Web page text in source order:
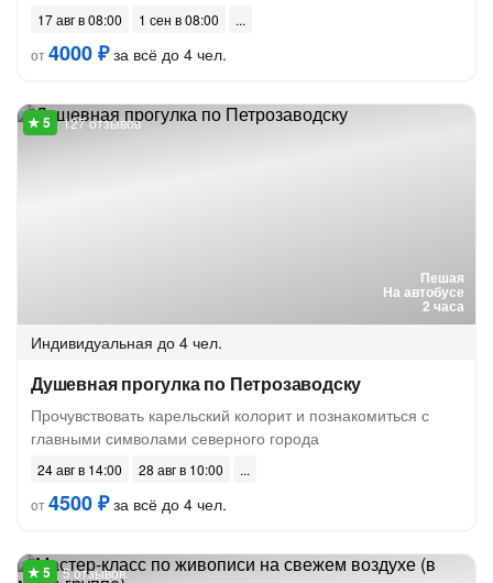
17 авг в 08:00
1 сен в 08:00
от4000 ₽за всё до 4 чел.
Пешая
На автобусе
2 часа
127 отзывов
Индивидуальная до 4 чел.
Душевная прогулка по Петрозаводску
Прочувствовать карельский колорит и познакомиться с
главными символами северного города
24 авг в 14:00
28 авг в 10:00
от4500 ₽за всё до 4 чел.
5 отзывов